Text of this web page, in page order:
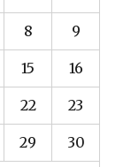
8 9
15 16
22 23
29 30